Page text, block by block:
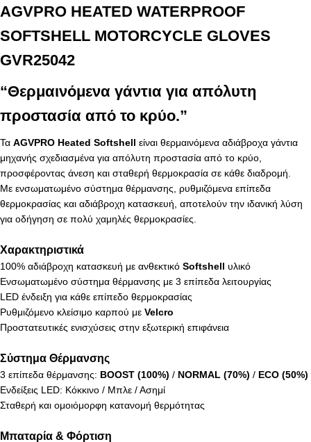
AGVPRO HEATED WATERPROOF
SOFTSHELL MOTORCYCLE GLOVES
GVR25042
“Θερμαινόμενα γάντια για απόλυτη
προστασία από το κρύο.”
Τα AGVPRO Heated Softshell είναι θερμαινόμενα αδιάβροχα γάντια
μηχανής σχεδιασμένα για απόλυτη προστασία από το κρύο,
προσφέροντας άνεση και σταθερή θερμοκρασία σε κάθε διαδρομή.
Με ενσωματωμένο σύστημα θέρμανσης, ρυθμιζόμενα επίπεδα
θερμοκρασίας και αδιάβροχη κατασκευή, αποτελούν την ιδανική λύση
για οδήγηση σε πολύ χαμηλές θερμοκρασίες.
Χαρακτηριστικά
100% αδιάβροχη κατασκευή με ανθεκτικό Softshell υλικό
Ενσωματωμένο σύστημα θέρμανσης με 3 επίπεδα λειτουργίας
LED ένδειξη για κάθε επίπεδο θερμοκρασίας
Ρυθμιζόμενο κλείσιμο καρπού με Velcro
Προστατευτικές ενισχύσεις στην εξωτερική επιφάνεια
Σύστημα Θέρμανσης
3 επίπεδα θέρμανσης: BOOST (100%) / NORMAL (70%) / ECO (50%)
Ενδείξεις LED: Κόκκινο / Μπλε / Ασημί
Σταθερή και ομοιόμορφη κατανομή θερμότητας
Μπαταρία & Φόρτιση